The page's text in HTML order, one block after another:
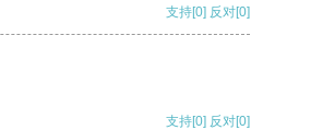
支持[0] 反对[0]
支持[0] 反对[0]